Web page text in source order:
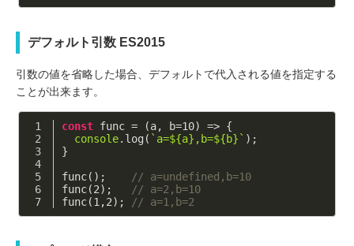
デフォルト引数 ES2015
引数の値を省略した場合、デフォルトで代入される値を指定する
ことが出来ます。
const func = (a, b=10) => {
console.log( `a=${a} ,b=${b} ` );
}
func();
// a=undefined,b=10
func(2);
// a=2,b=10
func(1 ,2); // a=1,b=2